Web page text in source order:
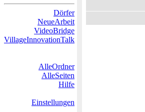
Dörfer
NeueArbeit
VideoBridge
VillageInnovationTalk
AlleOrdner
AlleSeiten
Hilfe
Einstellungen